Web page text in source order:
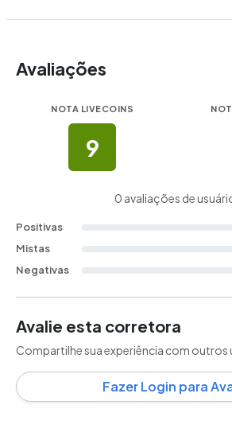
Avaliações
NOTA LIVECOINS
9
0 avaliações de
Positivas
Mistas
Negativas
Avalie esta corretora
Compartilhe sua experiência com outros
Fazer Login para